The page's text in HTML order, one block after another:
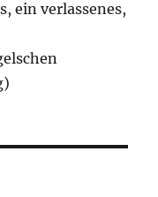
ein verlassenes,